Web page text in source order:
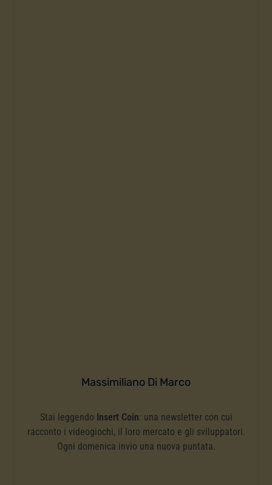
Massimiliano Di Marco
Stai leggendo Insert Coin: una newsletter con cui
racconto i videogiochi, il loro mercato e gli sviluppatori.
Ogni domenica invio una nuova puntata.